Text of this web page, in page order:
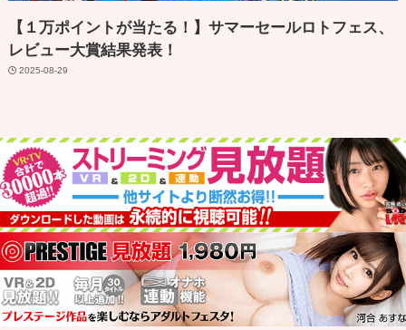
【１万ポイントが当たる！】サマーセールロトフェス、
レビュー大賞結果発表！
2025-08-29